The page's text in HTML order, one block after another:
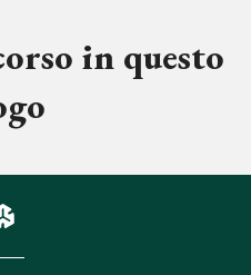
in questo